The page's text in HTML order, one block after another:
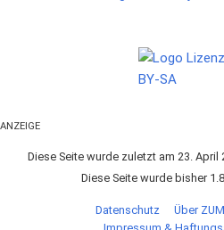
ANZEIGE
Diese Seite wurde zuletzt am 23. April
Diese Seite wurde bisher
Datenschutz
Über